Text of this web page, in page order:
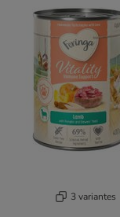
3 variantes